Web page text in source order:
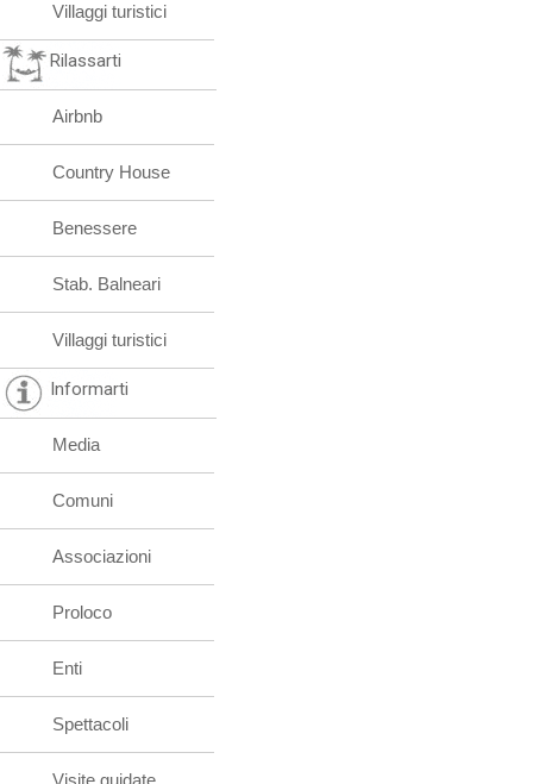
Villaggi turistici
Rilassarti
Airbnb
Country House
Benessere
Stab. Balneari
Villaggi turistici
Informarti
Media
Comuni
Associazioni
Proloco
Enti
Spettacoli
Visite guidate